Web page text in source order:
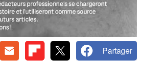
Partager